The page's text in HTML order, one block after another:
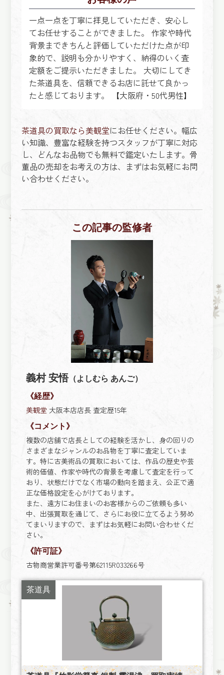
一点一点を丁寧に拝見していただき、安心し
てお任せすることができました。 作家や時代
背景まできちんと評価していただけた点が印
象的で、説明も分かりやすく、納得のいく査
定額をご提示いただきました。 大切にしてき
た茶道具を、信頼できるお店に託せて良かっ
たと感じております。 【大阪府・50代男性】
茶道具の買取なら美観堂にお任せください。幅広
い知識、豊富な経験を持つスタッフが丁寧に対応
し、どんなお品物でも無料で鑑定いたします。骨
董品の売却をお考えの方は、まずはお気軽にお問
い合わせください。
この記事の監修者
義村 安悟（よしむら あんご）
《経歴》
美観堂 大阪本店店長 査定歴15年
《コメント》
複数の店舗で店長としての経験を活かし、身の回りの
さまざまなジャンルのお品物を丁寧に査定していま
す。特に古美術品の買取においては、作品の歴史や芸
術的価値、作家や時代の背景を考慮して査定を行って
おり、状態だけでなく市場の動向を踏まえ、公正で適
正な価格設定を心がけております。
また、遠方にお住まいのお客様からのご依頼も多い
中、出張買取を通じて、さらにお役に立てるよう努め
てまいりますので、まずはお気軽にお問い合わせくだ
さい。
《許可証》
古物商営業許可番号第62115R033266号
茶道具